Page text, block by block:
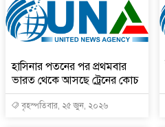
হাসিনার পতনের পর প্রথমবার
ভারত থেকে আসছে ট্রেনের কোচ
বৃহস্পতিবার, ২৫ জুন, ২০২৬